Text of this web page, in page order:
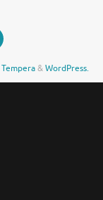
Tempera&WordPress.